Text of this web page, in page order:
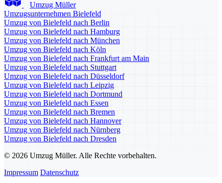
Umzug Müller
Umzugsunternehmen Bielefeld
Umzug von Bielefeld nach Berlin
Umzug von Bielefeld nach Hamburg
Umzug von Bielefeld nach München
Umzug von Bielefeld nach Köln
Umzug von Bielefeld nach Frankfurt am Main
Umzug von Bielefeld nach Stuttgart
Umzug von Bielefeld nach Düsseldorf
Umzug von Bielefeld nach Leipzig
Umzug von Bielefeld nach Dortmund
Umzug von Bielefeld nach Essen
Umzug von Bielefeld nach Bremen
Umzug von Bielefeld nach Hannover
Umzug von Bielefeld nach Nürnberg
Umzug von Bielefeld nach Dresden
© 2026 Umzug Müller. Alle Rechte vorbehalten.
Impressum Datenschutz